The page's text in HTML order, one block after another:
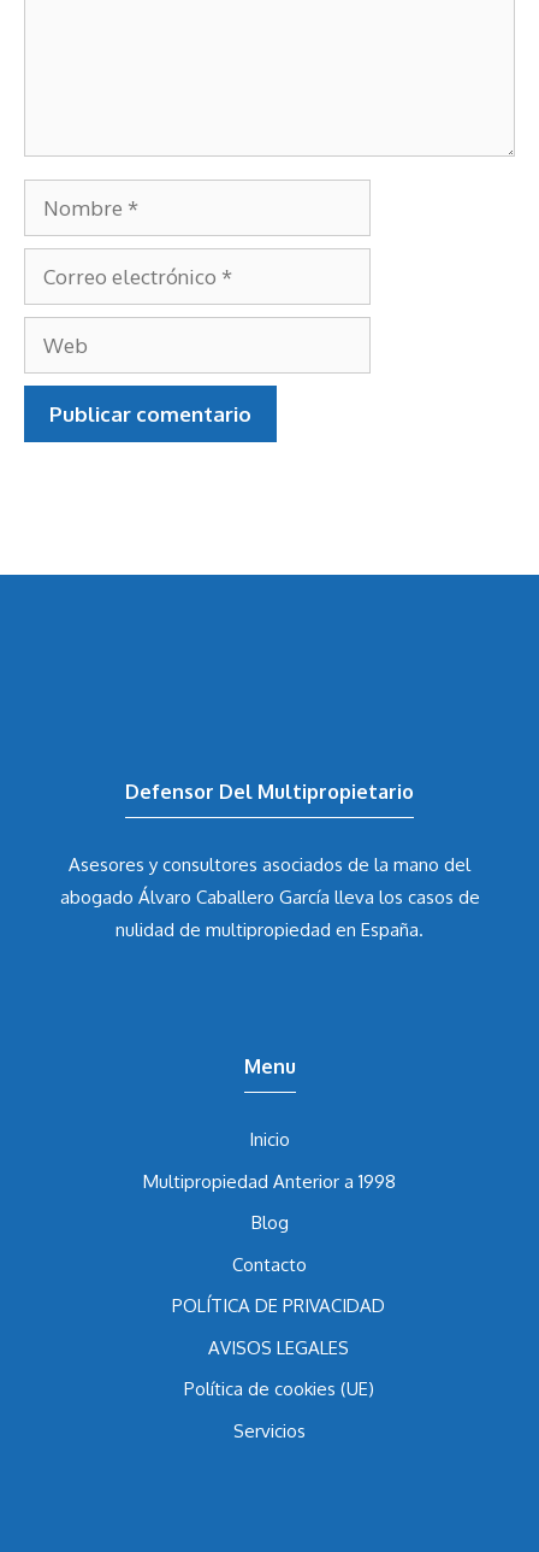
Nombre
Correo
electrónico
Web
Defensor Del Multipropietario
Asesores y consultores asociados de la mano del
abogado Álvaro Caballero García lleva los casos de
nulidad de multipropiedad en España.
Menu
Inicio
Multipropiedad Anterior a 1998
Blog
Contacto
POLÍTICA DE PRIVACIDAD
AVISOS LEGALES
Política de cookies (UE)
Servicios